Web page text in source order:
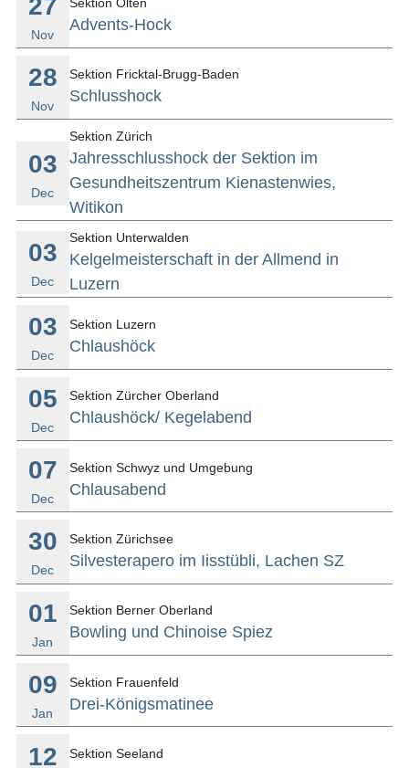
Nov
Advents-Hock
28
Nov
Sektion Fricktal-Brugg-Baden
Schlusshock
03
Dec
Sektion Zürich
Jahresschlusshock der Sektion im
Gesundheitszentrum Kienastenwies,
Witikon
03
Dec
Sektion Unterwalden
Kelgelmeisterschaft in der Allmend in
Luzern
03
Dec
Sektion Luzern
Chlaushöck
05
Dec
Sektion Zürcher Oberland
Chlaushöck/ Kegelabend
07
Dec
Sektion Schwyz und Umgebung
Chlausabend
30
Dec
Sektion Zürichsee
Silvesterapero im Iisstübli, Lachen SZ
01
Jan
Sektion Berner Oberland
Bowling und Chinoise Spiez
09
Jan
Sektion Frauenfeld
Drei-Königsmatinee
12 Sektion Seeland